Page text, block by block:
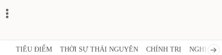
TIÊU ĐIỂM THỜI SỰ THÁI NGUYÊN CHÍNH TRỊ NGHỊ